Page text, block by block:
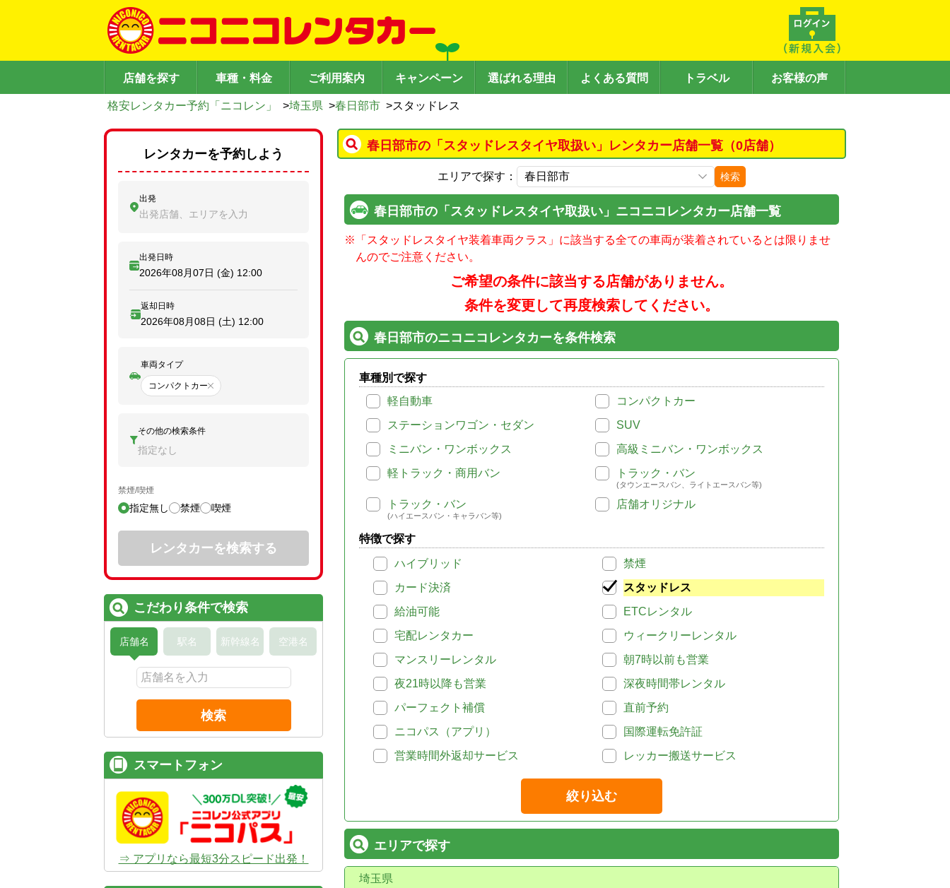
店舗を探す 車種・料金 ご利用案内 キャンペーン 選ばれる理由 よくある質問 トラベル お客様の声
格安レンタカー予約「ニコレン」 >埼玉県 >春日部市 >スタッドレス
春日部市の「スタッドレスタイヤ取扱い」レンタカー店舗一覧（0店舗）
エリアで探す： 検索
春日部市の「スタッドレスタイヤ取扱い」ニコニコレンタカー店舗一覧
※
「スタッドレスタイヤ装着車両クラス」に該当する全ての車両が装着されているとは限りませ
んのでご注意ください。
ご希望の条件に該当する店舗がありません。
条件を変更して再度検索してください。
春日部市のニコニコレンタカーを条件検索
車種別で探す
軽自動車
コンパクトカー
ステーションワゴン・セダン
SUV
ミニバン・ワンボックス
高級ミニバン・ワンボックス
軽トラック・商用バン
トラック・バン
(タウンエースバン、ライトエースバン等)
トラック・バン
(ハイエースバン・キャラバン等)
店舗オリジナル
特徴で探す
ハイブリッド
禁煙
カード決済
スタッドレス
給油可能
ETCレンタル
宅配レンタカー
ウィークリーレンタル
マンスリーレンタル
朝7時以前も営業
夜21時以降も営業
深夜時間帯レンタル
パーフェクト補償
直前予約
ニコパス（アプリ）
国際運転免許証
営業時間外返却サービス
レッカー搬送サービス
絞り込む
エリアで探す
埼玉県
レンタカーを予約しよう
出発
出発店舗、エリアを入力
出発日時
2026年08月07日 (金) 12:00
返却日時
2026年08月08日 (土) 12:00
車両タイプ
コンパクトカー
その他の検索条件
指定なし
禁煙/喫煙
指定無し 禁煙 喫煙
レンタカーを検索する
こだわり条件で検索
店舗名 駅名 新幹線名 空港名
検索
スマートフォン
⇒ アプリなら最短3分スピード出発！